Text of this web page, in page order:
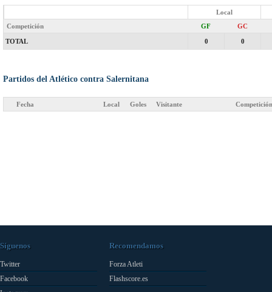
Local
Competición
GF GC
TOTAL 0 0
Partidos del Atlético contra Salernitana
Fecha Local Goles Visitante Competición
Síguenos
Twitter
Facebook
Recomendamos
Forza Atleti
Flashscore.es